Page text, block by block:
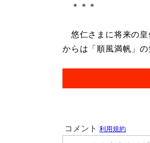
＊＊＊
悠仁さまに将来の皇
からは「順風満帆」